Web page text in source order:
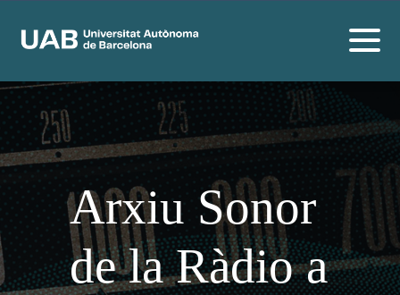
Arxiu Sonor
de la Ràdio a